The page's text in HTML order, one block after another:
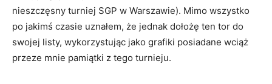
nieszczęsny turniej SGP w Warszawie). Mimo wszystko
po jakimś czasie uznałem, że jednak dołożę ten tor do
swojej listy, wykorzystując jako grafiki posiadane wciąż
przeze mnie pamiątki z tego turnieju.